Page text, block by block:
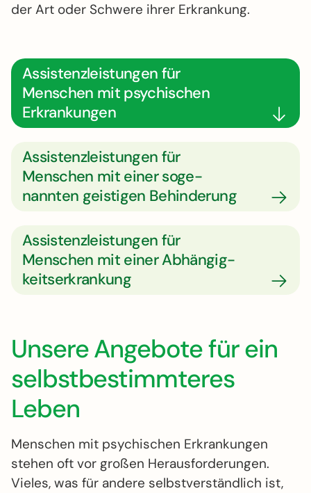
der Art oder Schwere ihrer Erkrankung.
Assistenz­leistungen für
Menschen mit psychi­schen
Erkrankungen
Assistenz­leistungen für
Menschen mit einer soge­
nannten geistigen Behinderung
Assistenz­leistungen für
Menschen mit einer Ab­hängig­
keits­erkrankung
Unsere Angebote für ein
selbstbestimmteres
Leben
Menschen mit psychischen Erkrankungen
stehen oft vor großen Heraus­for­de­rungen.
Vieles, was für andere selbst­verständlich ist,